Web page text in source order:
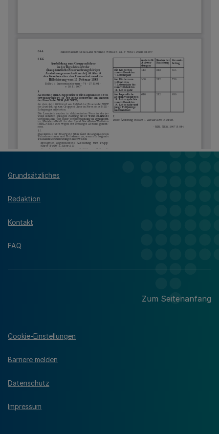
Grundsätzliches
Redaktion
Kontakt
FAQ
Zum Seitenanfang
Cookie-Einstellungen
Barriere melden
Datenschutz
Impressum